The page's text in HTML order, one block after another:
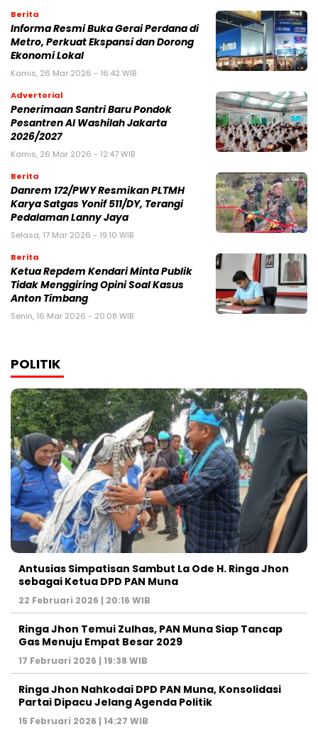
Berita
Informa Resmi Buka Gerai Perdana di
Metro, Perkuat Ekspansi dan Dorong
Ekonomi Lokal
Kamis, 26 Mar 2026 - 16:42 WIB
Advertorial
Penerimaan Santri Baru Pondok
Pesantren Al Washilah Jakarta
2026/2027
Kamis, 26 Mar 2026 - 12:47 WIB
Berita
Danrem 172/PWY Resmikan PLTMH
Karya Satgas Yonif 511/DY, Terangi
Pedalaman Lanny Jaya
Selasa, 17 Mar 2026 - 19:10 WIB
Berita
Ketua Repdem Kendari Minta Publik
Tidak Menggiring Opini Soal Kasus
Anton Timbang
Senin, 16 Mar 2026 - 20:08 WIB
POLITIK
Antusias Simpatisan Sambut La Ode H. Ringa Jhon
sebagai Ketua DPD PAN Muna
22 Februari 2026 | 20:16 WIB
Ringa Jhon Temui Zulhas, PAN Muna Siap Tancap
Gas Menuju Empat Besar 2029
17 Februari 2026 | 19:38 WIB
Ringa Jhon Nahkodai DPD PAN Muna, Konsolidasi
Partai Dipacu Jelang Agenda Politik
15 Februari 2026 | 14:27 WIB